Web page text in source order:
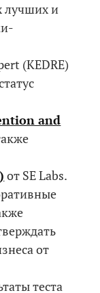
лучших и
(KEDRЕ)
and
) от SE Labs.
от
теста